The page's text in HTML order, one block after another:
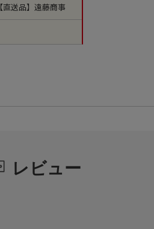
【直送品】遠藤商事
レビュー